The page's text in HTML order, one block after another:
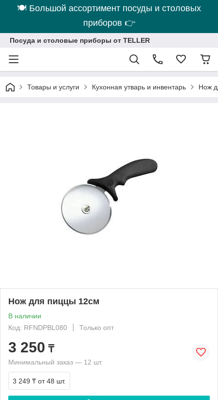
🍽 Большой ассортимент посуды и столовых
приборов 👉
Посуда и столовые приборы от TELLER
Товары и услуги Кухонная утварь и инвентарь Нож
Нож для пиццы 12см
В наличии
Код: RFNDPBL080
Только опт
3 250 ₸
Минимальный заказ — 12 шт.
3 249 ₸ от 48 шт.